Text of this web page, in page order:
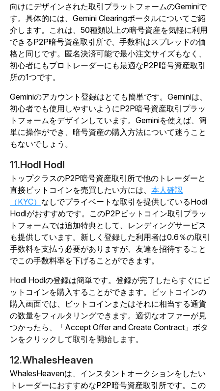
向けにデザインされた取引プラットフォームのGeminiで
す。具体的には、Gemini Clearingポータルについてご紹
介します。これは、50種類以上の暗号資産を気軽に利用
できるP2P暗号資産取引所で、手数料はスプレッドの価
格と同じです。匿名決済可能で最小注文サイズもなく、
初心者にもプロトレーダーにも最適なP2P暗号資産取引
所の1つです。
Geminiのアカウント登録はとても簡単です。Geminiは、
初心者でも使用しやすいようにP2P暗号資産取引プラッ
トフォームをデザインしています。Geminiを使えば、簡
単に操作ができ、暗号資産の購入方法について迷うこと
もないでしょう。
11.Hodl Hodl
トップクラスのP2P暗号資産取引所で他のトレーダーと
直接ビットコインを売買したい方には、 本人確認
（KYC） なしでプライベートな取引を提供しているHodl
Hodlがおすすめです。このP2Pビットコイン取引プラッ
トフォームでは追加特典として、レンディングサービス
も提供しています。新しく登録した利用者は0.6％の取引
手数料を支払う必要がありますが、友達を招待すること
でこの手数料率を下げることができます。
Hodl Hodlの登録は簡単です。登録が完了したらすぐにビ
ットコインを購入することができます。ビットコインの
購入画面では、ビットコインまたはそれに相当する通貨
の数量をフィルタリングできます。適切なオファーが見
つかったら、「Accept Offer and Create Contract」ボタ
ンをクリックして取引を開始します。
12.WhalesHeaven
WhalesHeavenは、インスタントオークションをしたい
トレーダーにおすすめなP2P暗号資産取引所です。この